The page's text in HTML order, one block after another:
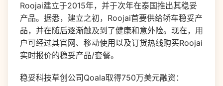
Roojai建立于2015年，并于次年在泰国推出其稳妥
产品。据悉，建立之初，Roojai首要供给轿车稳妥产
品，并在随后逐渐触及到了健康和意外险。现在，用
户可经过其官网、移动使用以及订货热线购买Roojai
实时报价的稳妥产品/套餐。
稳妥科技草创公司Qoala取得750万美元融资：